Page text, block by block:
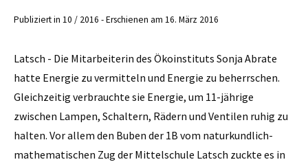
Publiziert in 10 / 2016 - Erschienen am 16. März 2016
Latsch - Die Mitarbeiterin des Ökoinstituts Sonja Abrate
hatte Energie zu vermitteln und Energie zu beherrschen.
Gleichzeitig verbrauchte sie Energie, um 11-jährige
zwischen Lampen, Schaltern, Rädern und Ventilen ruhig zu
halten. Vor allem den Buben der 1B vom naturkundlich-
mathematischen Zug der Mittelschule Latsch zuckte es in